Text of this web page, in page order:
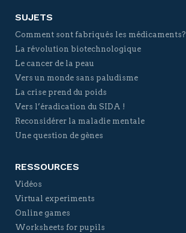
SUJETS
Comment sont fabriqués les médicaments?
La révolution biotechnologique
Le cancer de la peau
Vers un monde sans paludisme
La crise prend du poids
Vers l’éradication du SIDA !
Reconsidérer la maladie mentale
Une question de gènes
RESSOURCES
Vidéos
Virtual experiments
Online games
Worksheets for pupils